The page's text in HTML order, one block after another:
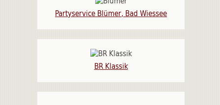
Partyservice Blümer, Bad Wiessee
BR Klassik